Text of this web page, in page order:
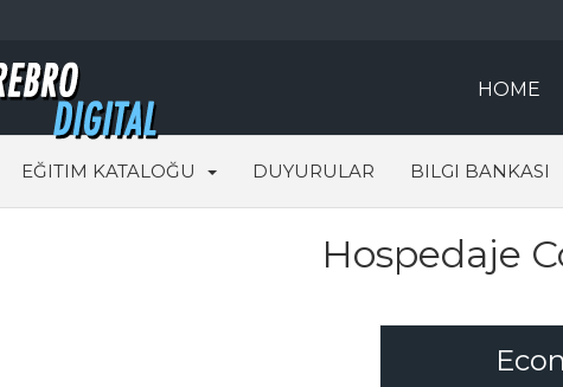
HOME
EĞITIM KATALOĞU DUYURULAR BILGI BANKASI
Hospedaje